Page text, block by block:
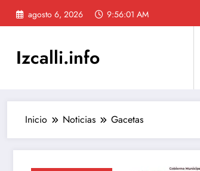
Saltar
agosto 6, 2026 9:56:02 AM
Izcalli.info
Inicio Noticias Gacetas